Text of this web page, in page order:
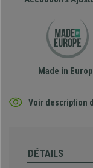
Made in
Voir description
DÉTAILS